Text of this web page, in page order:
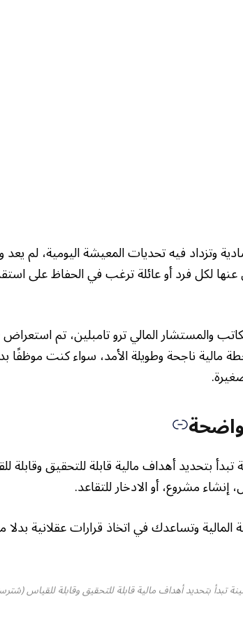
وتزداد فيه تحديات المعيشة اليومية، لم
لكل فرد أو عائلة ترغب في الحفاظ على
مالية ناجحة وطويلة الأمد، سواء كنت موظفًا
بتحديد أهداف مالية قابلة للتحقيق وقابلة
مشروع، أو الادخار للتقاعد.
وتساعدك في اتخاذ قرارات عقلانية بدلا
تبدأ بتحديد أهداف مالية قابلة للتحقيق وقابلة للقياس